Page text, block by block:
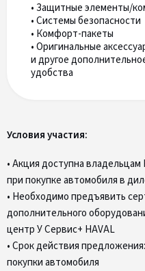
• Защитные элементы/
• Системы безопасности
• Комфорт-пакеты
• Оригинальные
и другое
удобства
Условия участия:
• Акция доступна
при покупке автомобиля в
• Необходимо предъявить
дополнительного
центр У Сервис+ HAVAL
• Срок действия
покупки автомобиля